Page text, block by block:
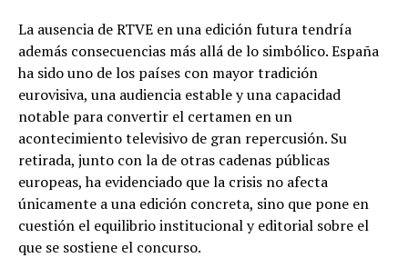
La ausencia de RTVE en una edición futura tendría
además consecuencias más allá de lo simbólico. España
ha sido uno de los países con mayor tradición
eurovisiva, una audiencia estable y una capacidad
notable para convertir el certamen en un
acontecimiento televisivo de gran repercusión. Su
retirada, junto con la de otras cadenas públicas
europeas, ha evidenciado que la crisis no afecta
únicamente a una edición concreta, sino que pone en
cuestión el equilibrio institucional y editorial sobre el
que se sostiene el concurso.